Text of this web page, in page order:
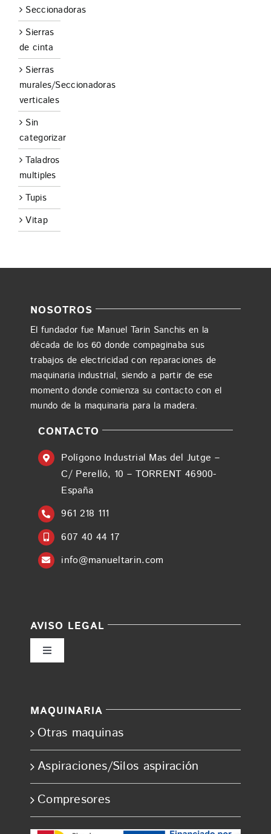
Seccionadoras
Sierras
de cinta
Sierras
murales/Seccionadoras
verticales
Sin
categorizar
Taladros
multiples
Tupis
Vitap
NOSOTROS
El fundador fue Manuel Tarin Sanchis en la
década de los 60 donde compaginaba sus
trabajos de electricidad con reparaciones de
maquinaria industrial, siendo a partir de ese
momento donde comienza su contacto con el
mundo de la maquinaria para la madera.
CONTACTO
Polígono Industrial Mas del Jutge –
C/ Perelló, 10 – TORRENT 46900-
España
961 218 111
607 40 44 17
info@manueltarin.com
AVISO LEGAL
Toggle
Ley de cookies
Accesibilidad
MAQUINARIA
Otras maquinas
Aspiraciones/Silos aspiración
Compresores